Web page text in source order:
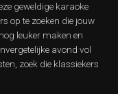
geweldige karaoke
op te zoeken die jouw
leuker maken en
avond vol
zoek die klassiekers